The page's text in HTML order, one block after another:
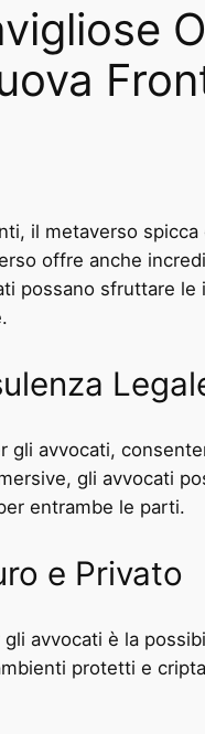
il metaverso
offre anche
possano sfruttare
gli avvocati,
gli avvocati
entrambe le parti.
e Privato
avvocati è la
protetti e